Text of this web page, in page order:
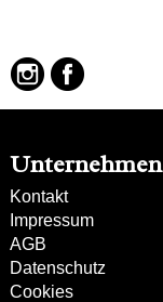
Unternehmen
Kontakt
Impressum
AGB
Datenschutz
Cookies